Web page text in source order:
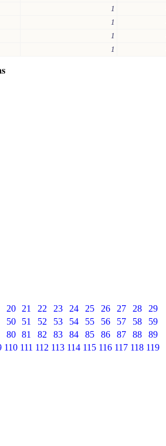
1
1
1
1
20 21 22 23 24 25 26 27 28
29
50 51 52 53 54 55 56 57 58
59
80 81 82 83 84 85 86 87 88
89
110 111 112 113 114 115 116 117 118 119